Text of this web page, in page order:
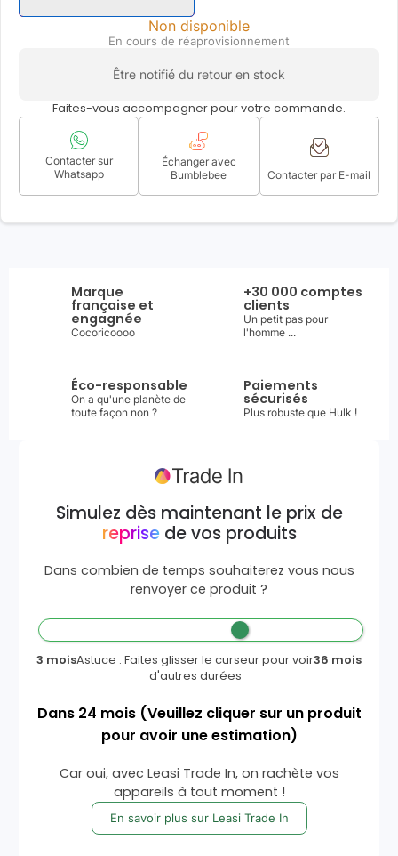
Non disponible
En cours de réaprovisionnement
Être notifié du retour en stock
Faites-vous accompagner pour votre commande.
Contacter sur
Whatsapp
Échanger avec
Bumblebee
Contacter par E-mail
Marque
française et
engagnée
Cocoricoooo
+30 000 comptes
clients
Un petit pas pour
l'homme ...
Éco-responsable
On a qu'une planète de
toute façon non ?
Paiements
sécurisés
Plus robuste que Hulk !
Simulez dès maintenant le prix de
reprisede vos produits
Dans combien de temps souhaiterez vous nous
renvoyer ce produit ?
3 moisAstuce : Faites glisser le curseur pour voir
d'autres durées
36 mois
Dans 24 mois (Veuillez cliquer sur un produit
pour avoir une estimation)
Car oui, avec Leasi Trade In, on rachète vos
appareils à tout moment !
En savoir plus sur Leasi Trade In